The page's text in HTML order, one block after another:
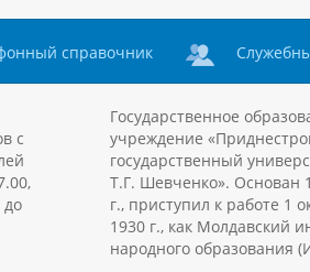
справочник
с
Государственное
учреждение
государственный
Т.Г. Шевченко». Основан
г., приступил к работе 1
1930 г., как Молдавский
народного образования